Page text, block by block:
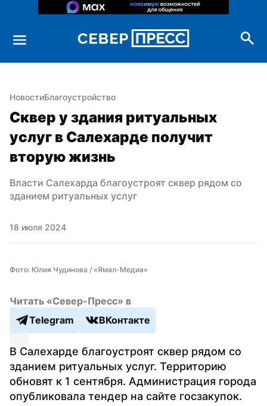
НовостиБлагоустройство
Сквер у здания ритуальных
услуг в Салехарде получит
вторую жизнь
Власти Салехарда благоустроят сквер рядом со
зданием ритуальных услуг
18 июля 2024
Фото: Юлия Чудинова / «Ямал-Медиа»
Читать «Север-Пресс» в
Telegram
ВКонтакте
В Салехарде благоустроят сквер рядом со
зданием ритуальных услуг. Территорию
обновят к 1 сентября. Администрация города
опубликовала тендер на сайте госзакупок.